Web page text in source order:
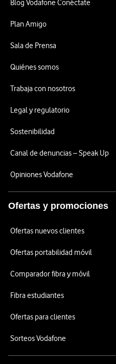
Blog Vodafone Conéctate
Plan Amigo
Sala de Prensa
Quiénes somos
Trabaja con nosotros
Legal y regulatorio
Sostenibilidad
Canal de denuncias – Speak Up
Opiniones Vodafone
Ofertas y promociones
Ofertas nuevos clientes
Ofertas portabilidad móvil
Comparador fibra y móvil
Fibra estudiantes
Ofertas para clientes
Sorteos Vodafone